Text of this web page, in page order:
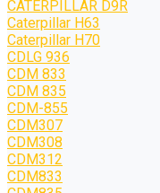
CATERPILLAR D9R
Caterpillar H63
Caterpillar H70
CDLG 936
CDM 833
CDM 835
CDM-855
CDM307
CDM308
CDM312
CDM833